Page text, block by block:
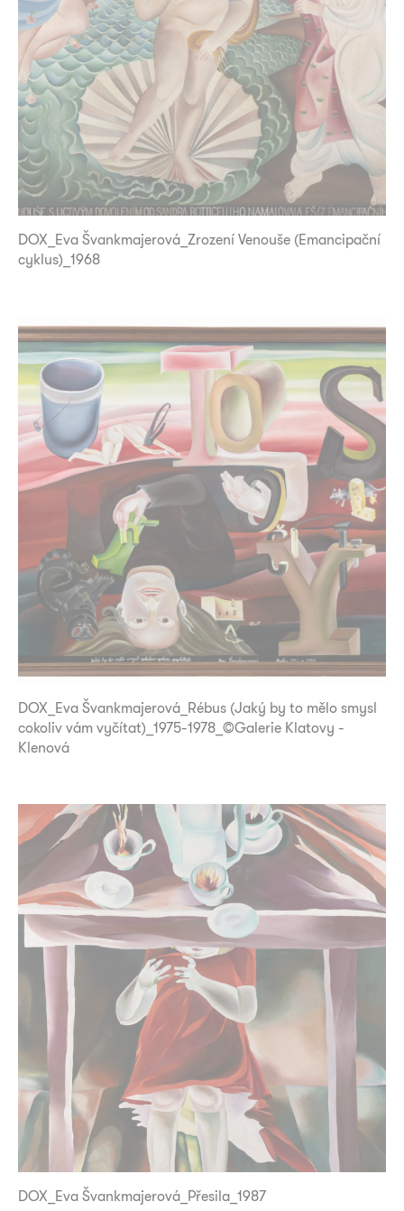
DOX_Eva Švankmajerová_Zrození Venouše (Emancipační
cyklus)_1968
DOX_Eva Švankmajerová_Rébus (Jaký by to mělo smysl
cokoliv vám vyčítat)_1975-1978_©Galerie Klatovy -
Klenová
DOX_Eva Švankmajerová_Přesila_1987